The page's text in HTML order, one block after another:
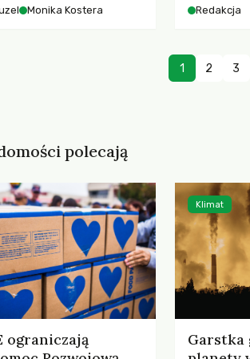
miasta.Monika Kostera Redakcja
1 2 3
polecają
ograniczają
Garstka
Klimat